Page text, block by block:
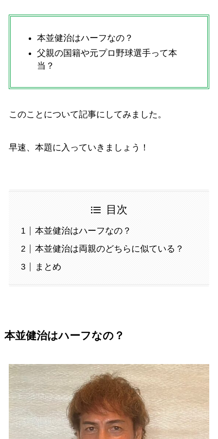
本並健治はハーフなの？
父親の国籍や元プロ野球選手って本
当？
このことについて記事にしてみました。
早速、本題に入っていきましょう！
目次
本並健治はハーフなの？
本並健治は両親のどちらに似ている？
まとめ
本並健治はハーフなの？